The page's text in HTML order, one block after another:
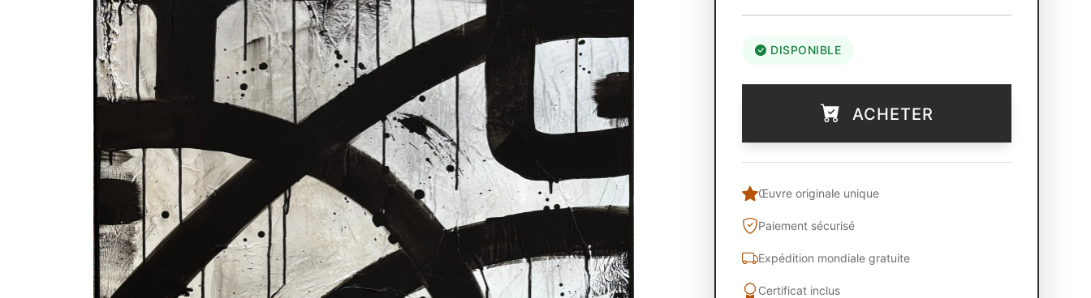
DISPONIBLE
ACHETER
Œuvre originale unique
Paiement sécurisé
Expédition mondiale gratuite
Certificat inclus